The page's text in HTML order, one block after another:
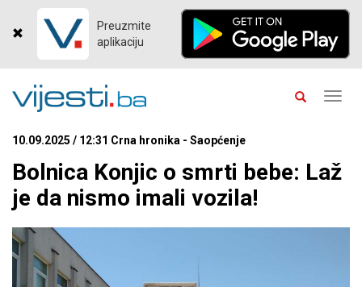
Preuzmite
aplikaciju
10.09.2025 / 12:31 Crna hronika - Saopćenje
Bolnica Konjic o smrti bebe: Laž
je da nismo imali vozila!